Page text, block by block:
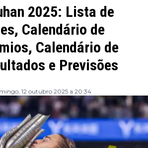
2025: Lista de
Calendário de
Calendário de
e Previsões
12 outubro 2025 a 20:34